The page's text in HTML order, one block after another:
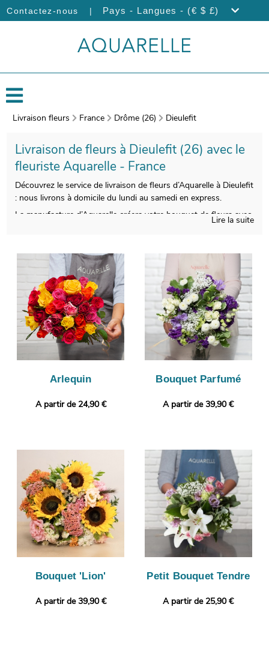
Contactez-nous | Pays - Langues - (€ $ £)
Livraison fleurs France Drôme (26) Dieulefit
Livraison de fleurs à Dieulefit (26) avec le
fleuriste Aquarelle - France
Découvrez le service de livraison de fleurs d’Aquarelle à Dieulefit
: nous livrons à domicile du lundi au samedi en express.
La manufacture d’Aquarelle créera votre bouquet de fleurs avec
protection, puis une photo sera prise. Vous consulterez ensuite
cette photo via votre boîte mail afin que vous puissiez jeter un
œil à votre composition florale. Finalement, il sera expédié très
rapidement à Dieulefit. Vous voulez joindre à votre bouquet une
touche personnelle ? Sans frais supplémentaire, vous pourrez
ajouter une photo ou un message à votre commande.
Lire la suite
Arlequin
A partir de 24,90 €
Bouquet Parfumé
A partir de 39,90 €
Bouquet 'Lion'
A partir de 39,90 €
Petit Bouquet Tendre
A partir de 25,90 €